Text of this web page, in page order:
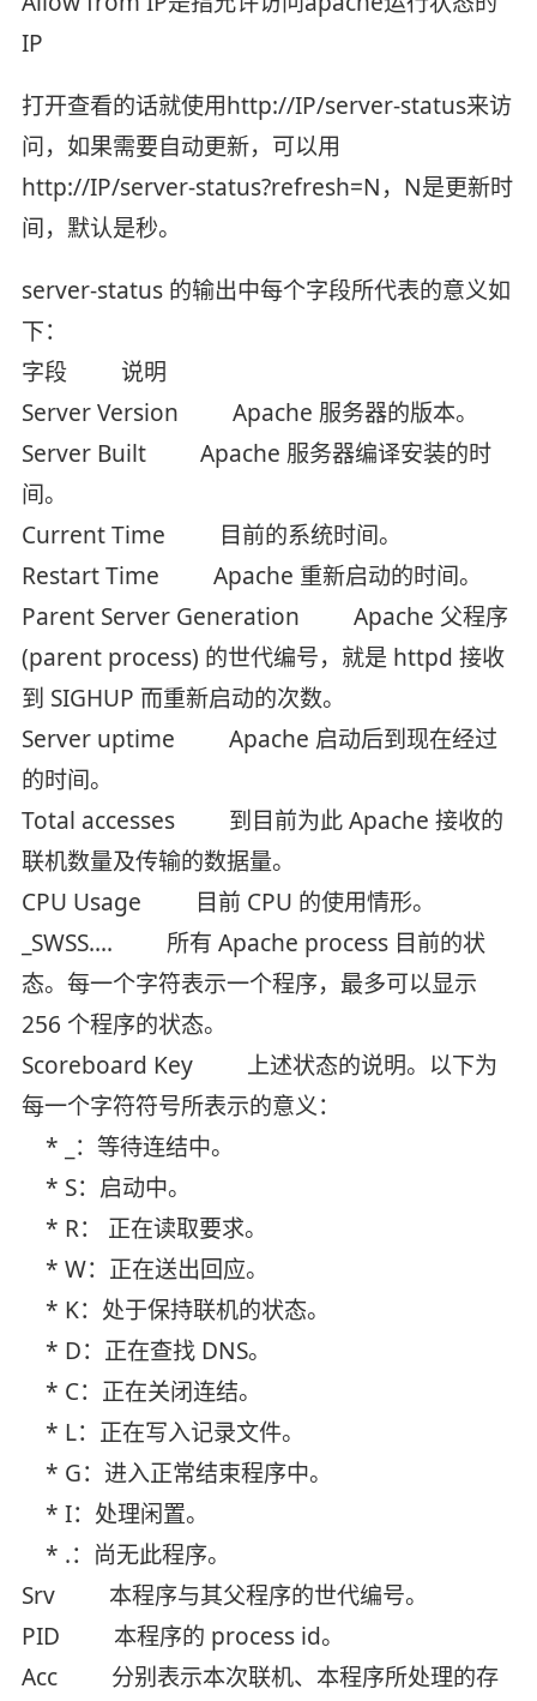
IP
打开查看的话就使用http://IP/server-status来访
问，如果需要自动更新，可以用
http://IP/server-status?refresh=N，N是更新时
间，默认是秒。
server-status 的输出中每个字段所代表的意义如
下：
字段 说明
Server Version Apache 服务器的版本。
Server Built Apache 服务器编译安装的时
间。
Current Time 目前的系统时间。
Restart Time Apache 重新启动的时间。
Parent Server Generation Apache 父程序
(parent process) 的世代编号，就是 httpd 接收
到 SIGHUP 而重新启动的次数。
Server uptime Apache 启动后到现在经过
的时间。
Total accesses 到目前为此 Apache 接收的
联机数量及传输的数据量。
CPU Usage 目前 CPU 的使用情形。
_SWSS…. 所有 Apache process 目前的状
态。每一个字符表示一个程序，最多可以显示
256 个程序的状态。
Scoreboard Key 上述状态的说明。以下为
每一个字符符号所表示的意义：
* _：等待连结中。
* S：启动中。
* R： 正在读取要求。
* W：正在送出回应。
* K：处于保持联机的状态。
* D：正在查找 DNS。
* C：正在关闭连结。
* L：正在写入记录文件。
* G：进入正常结束程序中。
* I：处理闲置。
* .：尚无此程序。
Srv 本程序与其父程序的世代编号。
PID 本程序的 process id。
Acc 分别表示本次联机、本程序所处理的存